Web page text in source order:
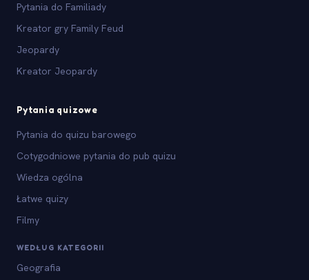
Pytania do Familiady
Kreator gry Family Feud
Jeopardy
Kreator Jeopardy
Pytania quizowe
Pytania do quizu barowego
Cotygodniowe pytania do pub quizu
Wiedza ogólna
Łatwe quizy
Filmy
WEDŁUG KATEGORII
Geografia